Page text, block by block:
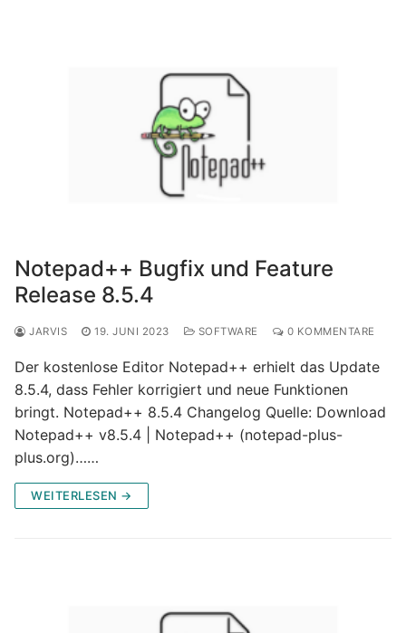
Notepad++ Bugfix und Feature
Release 8.5.4
JARVIS 19. JUNI 2023 SOFTWARE 0 KOMMENTARE
Der kostenlose Editor Notepad++ erhielt das Update
8.5.4, dass Fehler korrigiert und neue Funktionen
bringt. Notepad++ 8.5.4 Changelog Quelle: Download
Notepad++ v8.5.4 | Notepad++ (notepad-plus-
plus.org)……
WEITERLESEN →